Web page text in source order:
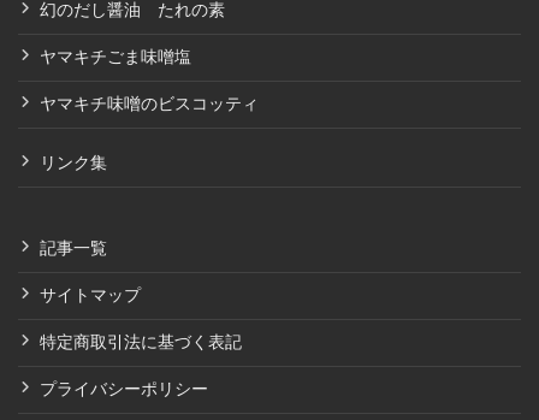
幻のだし醤油 たれの素
ヤマキチごま味噌塩
ヤマキチ味噌のビスコッティ
リンク集
記事一覧
サイトマップ
特定商取引法に基づく表記
プライバシーポリシー